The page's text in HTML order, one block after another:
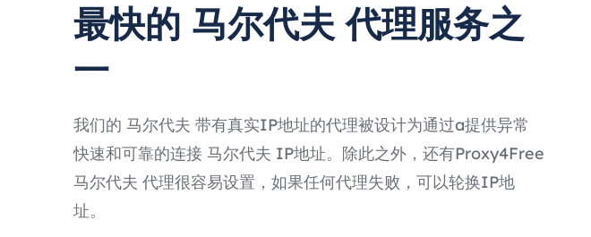
最快的 马尔代夫 代理服务之
一
我们的 马尔代夫 带有真实IP地址的代理被设计为通过a提供异常
快速和可靠的连接 马尔代夫 IP地址。除此之外，还有Proxy4Free
马尔代夫 代理很容易设置，如果任何代理失败，可以轮换IP地
址。